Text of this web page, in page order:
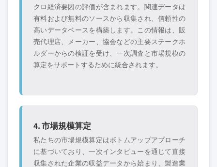
クロ経済要因の評価が含まれます。関連データは
有料および無料のソースから収集され、信頼性の
高いデータベースを構築します。この情報は、販
売代理店、メーカー、協会などの主要ステークホ
ルダーからの検証を受け、一次調査と市場規模の
算定をサポートするために統合されます。
4. 市場規模算定
私たちの市場規模算定はボトムアップアプローチ
に基づいており、一次インタビューを通じて直接
収集された企業の収益データから始まり、製造業